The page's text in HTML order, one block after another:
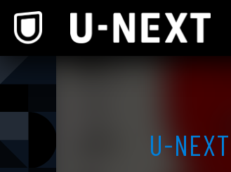
U-NEXT